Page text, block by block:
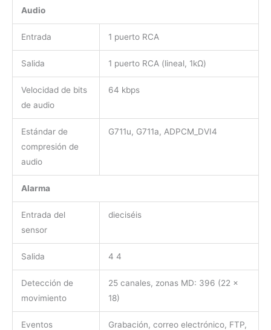
Audio
Entrada 1 puerto RCA
Salida 1 puerto RCA (lineal, 1kΩ)
Velocidad de bits
de audio
64 kbps
Estándar de
compresión de
audio
G711u, G711a, ADPCM_DVI4
Alarma
Entrada del
sensor
dieciséis
Salida 4 4
Detección de
movimiento
25 canales, zonas MD: 396 (22 ×
18)
Eventos
Grabación, correo electrónico, FTP,